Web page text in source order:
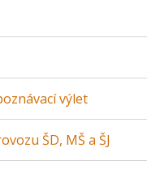
výlet
ŠD, MŠ a ŠJ